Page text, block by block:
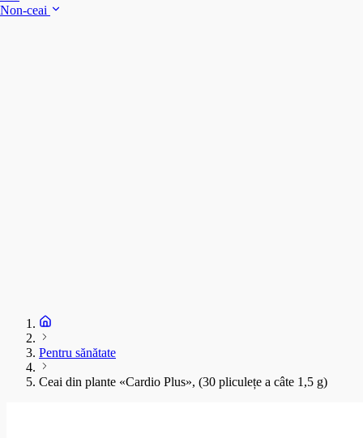
Non-ceai
Pentru sănătate
Ceai din plante «Cardio Plus», (30 pliculețe a câte 1,5 g)